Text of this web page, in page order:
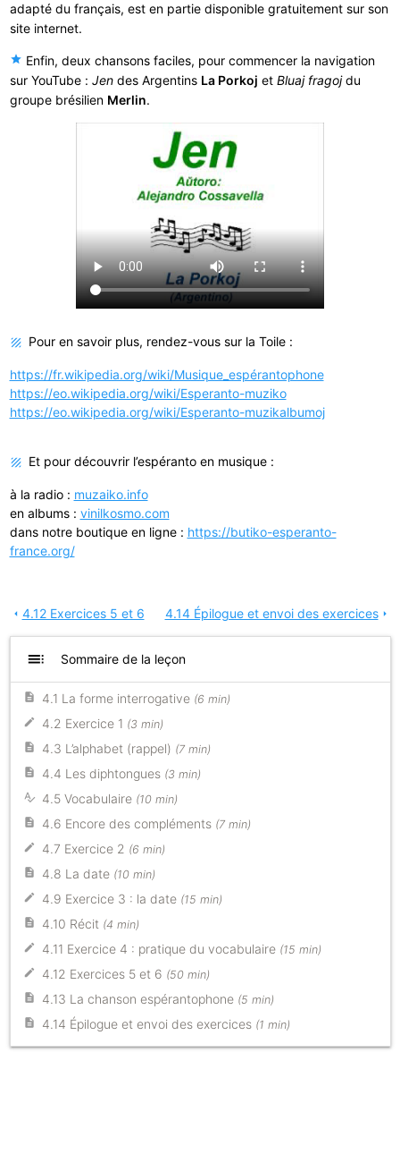
adapté du français, est en partie disponible gratuitement sur son
site internet.
star Enfin, deux chansons faciles, pour commencer la navigation
sur YouTube : Jendes Argentins La Porkoj et Bluaj fragojdu
groupe brésilien Merlin.
Pour en savoir plus, rendez-vous sur la Toile :
https://fr.wikipedia.org/wiki/Musique_espérantophone
https://eo.wikipedia.org/wiki/Esperanto-muziko
https://eo.wikipedia.org/wiki/Esperanto-muzikalbumoj
Et pour découvrir l’espéranto en musique :
à la radio : muzaiko.info
en albums : vinilkosmo.com
dans notre boutique en ligne : https://butiko-esperanto-
france.org/
arrow_left 4.12 Exercices 5 et 6 4.14 Épilogue et envoi des exercicesarrow_right
toc Sommaire de la leçon
4.1 La forme interrogative (6 min)
4.2 Exercice 1 (3 min)
4.3 L’alphabet (rappel) (7 min)
4.4 Les diphtongues (3 min)
4.5 Vocabulaire (10 min)
4.6 Encore des compléments (7 min)
4.7 Exercice 2 (6 min)
4.8 La date (10 min)
4.9 Exercice 3 : la date (15 min)
4.10 Récit (4 min)
4.11 Exercice 4 : pratique du vocabulaire (15 min)
4.12 Exercices 5 et 6 (50 min)
4.13 La chanson espérantophone (5 min)
4.14 Épilogue et envoi des exercices (1 min)